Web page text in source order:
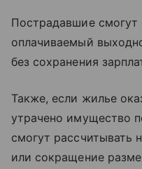
Пострадавшие смогут
оплачиваемый
без сохранения
Также, если жилье
утрачено имущество
смогут рассчитывать
или сокращение